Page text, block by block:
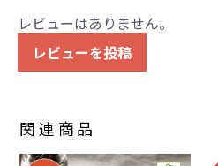
レビューはありません。
レビューを投稿
関連商品